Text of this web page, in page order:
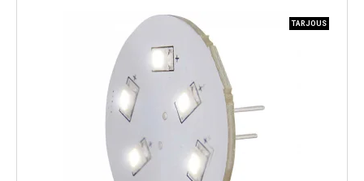
TARJOUS